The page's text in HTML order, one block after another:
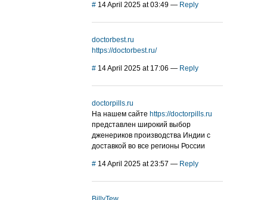
# 14 April 2025 at 03:49 — Reply
doctorbest.ru
https://doctorbest.ru/
# 14 April 2025 at 17:06 — Reply
doctorpills.ru
На нашем сайте https://doctorpills.ru
представлен широкий выбор
дженериков производства Индии с
доставкой во все регионы России
# 14 April 2025 at 23:57 — Reply